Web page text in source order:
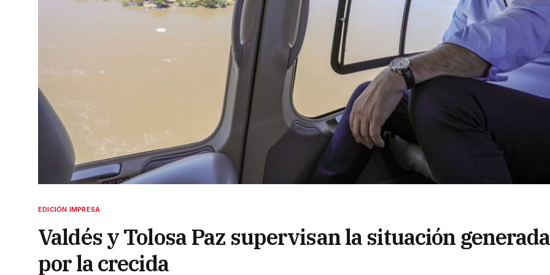
EDICIÓN IMPRESA
Valdés y Tolosa Paz supervisan la situación generada
por la crecida